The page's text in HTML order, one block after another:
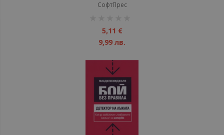
СофтПрес
5,11 €
9,99 лв.